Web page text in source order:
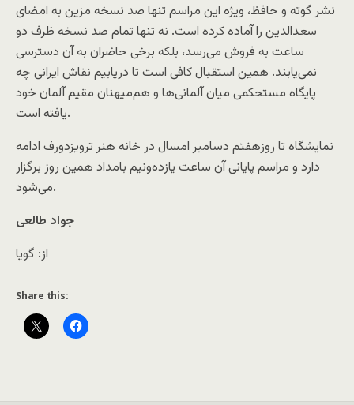
نشر گوته و حافظ، ويژه اين مراسم تنها صد نسخه مزين به امضای
سعدالدين را آماده کرده است. نه تنها تمام صد نسخه ظرف دو
ساعت به فروش می‌رسد، بلکه برخی حاضران به آن دسترسی
نمی‌يابند. همين استقبال کافی است تا دريابيم نقاش ايرانی چه
پايگاه مستحکمی ميان آلمانی‌ها و هم‌ميهنان مقيم آلمان خود
يافته است.
نمايشگاه تا روزهفتم دسامبر امسال در خانه هنر ترويزدورف ادامه
دارد و مراسم پايانی آن ساعت يازده‌ونيم بامداد همين روز برگزار
می‌شود.
جواد طالعی
از: گویا
Share this: